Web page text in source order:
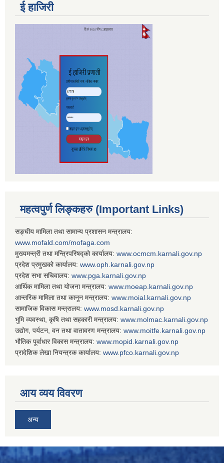
ई हाजिरी
महत्वपुर्ण लिङ्कहरु (Important Links)
सङ्घीय मामिला तथा सामान्य प्रशासन मन्त्रालय:
www.mofald.com/mofaga.com
मुख्यमन्त्री तथा मन्त्रिपरिषद्को कार्यालय: www.ocmcm.karnali.gov.np
प्रदेश प्रमुखको कार्यालय: www.oph.karnali.gov.np
प्रदेश सभा सचिवालय: www. pga.karnali.gov.np
आर्थिक मामिला तथा योजना मन्त्रालय: www. moeap.karnali.gov.np
आन्तरिक मामिला तथा कानून मन्त्रालय: www. moial.karnali.gov.np
सामाजिक विकास मन्त्रालय: www. mosd.karnali.gov.np
भुमि व्यवस्था, कृषि तथा सहकारी मन्त्रालय: www. molmac.karnali.gov.np
उद्योग, पर्यटन, वन तथा वातावरण मन्त्रालय: www. moitfe.karnali.gov.np
भौतिक पूर्वाधार विकास मन्त्रालय: www. mopid.karnali.gov.np
प्रादेशिक लेखा नियन्त्रक कार्यालय: www. pfco.karnali.gov.np
आय व्यय विवरण
अन्य